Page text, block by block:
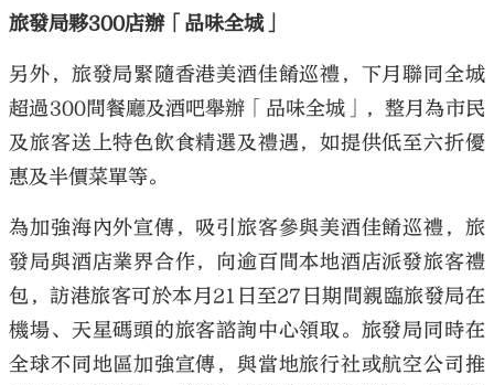
旅發局夥300店辦「品味全城」
另外，旅發局緊隨香港美酒佳餚巡禮，下月聯同全城
超過300間餐廳及酒吧舉辦「品味全城」，整月為市民
及旅客送上特色飲食精選及禮遇，如提供低至六折優
惠及半價菜單等。
為加強海內外宣傳，吸引旅客參與美酒佳餚巡禮，旅
發局與酒店業界合作，向逾百間本地酒店派發旅客禮
包，訪港旅客可於本月21日至27日期間親臨旅發局在
機場、天星碼頭的旅客諮詢中心領取。旅發局同時在
全球不同地區加強宣傳，與當地旅行社或航空公司推